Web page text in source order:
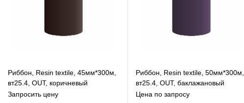
Риббон, Resin textile, 45мм*300м,
вт25.4, OUT, коричневый
Запросить цену
Риббон, Resin textile, 50мм*300м,
вт25.4, OUT, баклажановый
Цена по запросу